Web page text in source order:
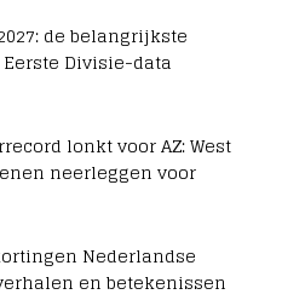
de belangrijkste
Divisie-data
lonkt voor AZ: West
neerleggen voor
Nederlandse
en betekenissen